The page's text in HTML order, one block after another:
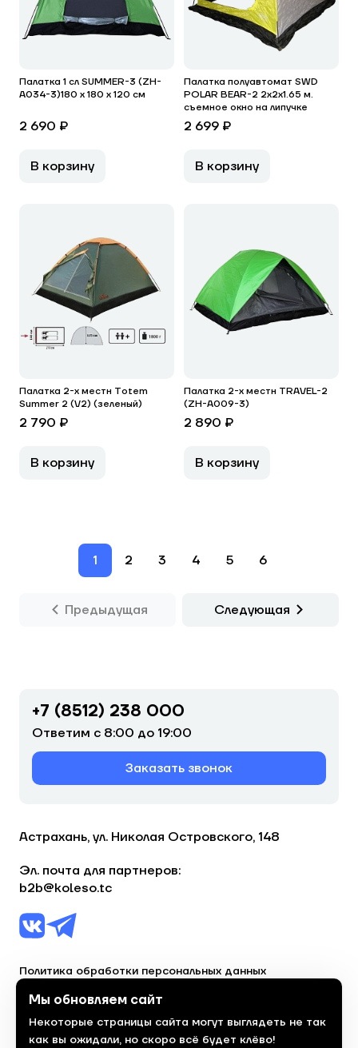
Палатка 1 сл SUMMER-3 (ZH-
A034-3)180 х 180 х 120 см
2 690 ₽
В корзину
Палатка полуавтомат SWD
POLAR BEAR-2 2x2x1.65 м.
съемное окно на липучке
2 699 ₽
В корзину
Палатка 2-х местн Totem
Summer 2 (V2) (зеленый)
2 790 ₽
В корзину
Палатка 2-х местн TRAVEL-2
(ZH-A009-3)
2 890 ₽
В корзину
1 2 3 4 5 6
Предыдущая Следующая
+7 (8512) 238 000
Ответим с 8:00 до 19:00
Заказать звонок
Астрахань, ул. Николая Островского, 148
Эл. почта для партнеров:
b2b@koleso.tc
Политика обработки персональных данных
© 2023, торгово-сервисная сеть «Колесо»
Мы обновляем сайт
Некоторые страницы сайта могут выглядеть не так
как вы ожидали, но скоро всё будет клёво!